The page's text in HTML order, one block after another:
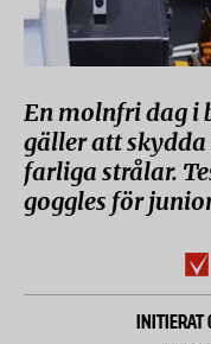
En molnfri dag i
gäller att skydda
farliga strålar.
goggles för
INITIERAT